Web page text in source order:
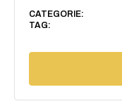
CATEGORIE:
TAG: